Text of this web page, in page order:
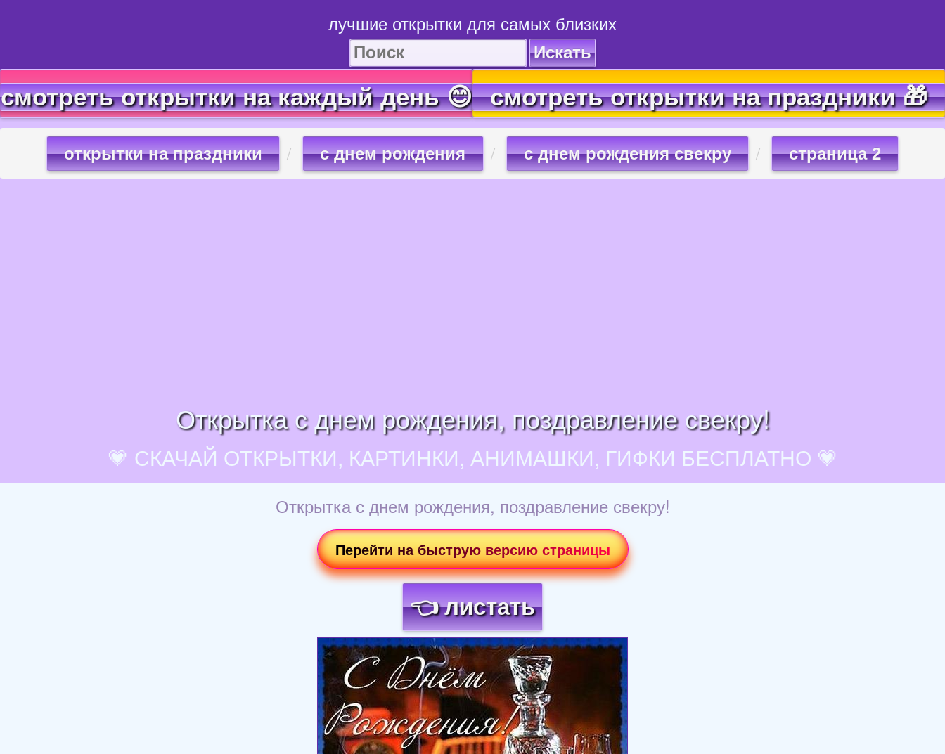
лучшие открытки для самых близких
Искать
смотреть открытки на каждый день 😊 смотреть открытки на праздники 🎁
открытки на праздники с днем рождения с днем рождения свекру страница 2
Открытка с днем рождения, поздравление свекру!
💗 СКАЧАЙ ОТКРЫТКИ, КАРТИНКИ, АНИМАШКИ, ГИФКИ БЕСПЛАТНО 💗
Открытка с днем рождения, поздравление свекру!
Перейти на быструю версию страницы
👈 листать
Загрузка картинки...